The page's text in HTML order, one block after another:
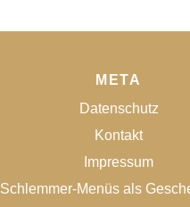
META
Datenschutz
Kontakt
Impressum
Schlemmer-Menüs als